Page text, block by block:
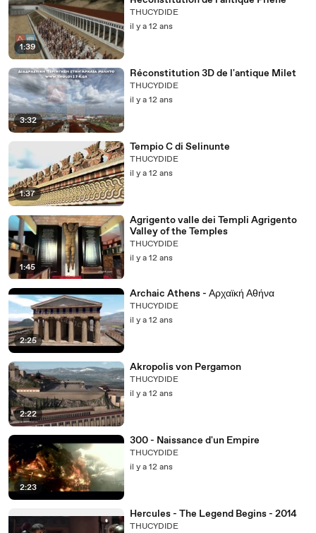
1:39
THUCYDIDE
il y a 12 ans
3:32
Réconstitution 3D de l'antique Milet
THUCYDIDE
il y a 12 ans
1:37
Tempio C di Selinunte
THUCYDIDE
il y a 12 ans
1:45
Agrigento valle dei Templi Agrigento
Valley of the Temples
THUCYDIDE
il y a 12 ans
2:25
Archaic Athens - Αρχαϊκή Αθήνα
THUCYDIDE
il y a 12 ans
2:22
Akropolis von Pergamon
THUCYDIDE
il y a 12 ans
2:23
300 - Naissance d'un Empire
THUCYDIDE
il y a 12 ans
Hercules - The Legend Begins - 2014
THUCYDIDE